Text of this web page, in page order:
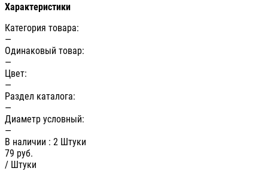
Характеристики
Категория товара:
—
Одинаковый товар:
—
Цвет:
—
Раздел каталога:
—
Диаметр условный:
—
В наличии : 2 Штуки
79 руб.
/ Штуки